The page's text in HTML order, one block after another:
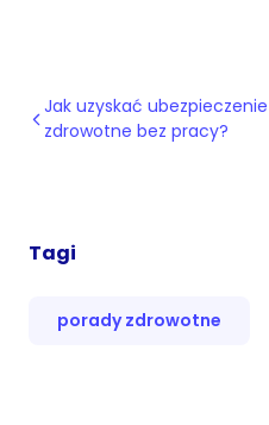
Jak uzyskać ubezpieczenie
zdrowotne bez pracy?
Tagi
porady zdrowotne